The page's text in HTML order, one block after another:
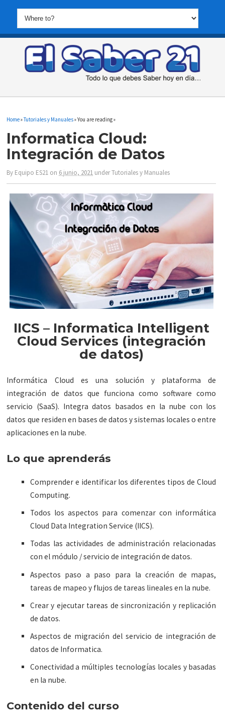
Home»Tutoriales y Manuales» You are reading »
Informatica Cloud:
Integración de Datos
By Equipo ES21 on 6 junio, 2021 underTutoriales y Manuales
IICS – Informatica Intelligent
Cloud Services (integración
de datos)
Informática Cloud es una solución y plataforma de
integración de datos que funciona como software como
servicio (SaaS). Integra datos basados ​​en la nube con los
datos que residen en bases de datos y sistemas locales o entre
aplicaciones en la nube.
Lo que aprenderás
Comprender e identificar los diferentes tipos de Cloud
Computing.
Todos los aspectos para comenzar con informática
Cloud Data Integration Service (IICS).
Todas las actividades de administración relacionadas
con el módulo / servicio de integración de datos.
Aspectos paso a paso para la creación de mapas,
tareas de mapeo y flujos de tareas lineales en la nube.
Crear y ejecutar tareas de sincronización y replicación
de datos.
Aspectos de migración del servicio de integración de
datos de Informatica.
Conectividad a múltiples tecnologías locales y basadas
en la nube.
Contenido del curso